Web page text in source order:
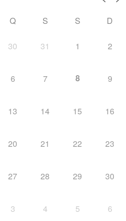
Q S S D
30 31 1 2
6 7 8 9
13 14 15 16
20 21 22 23
27 28 29 30
3 4 5 6